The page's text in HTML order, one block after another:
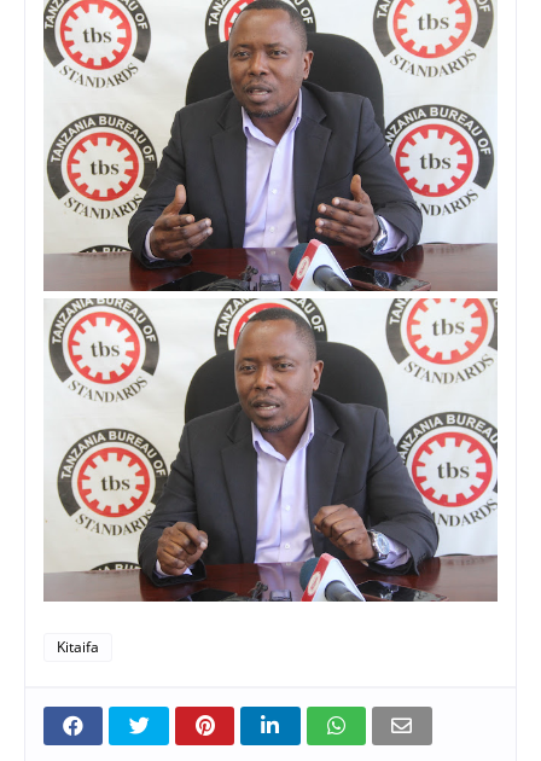
Kitaifa